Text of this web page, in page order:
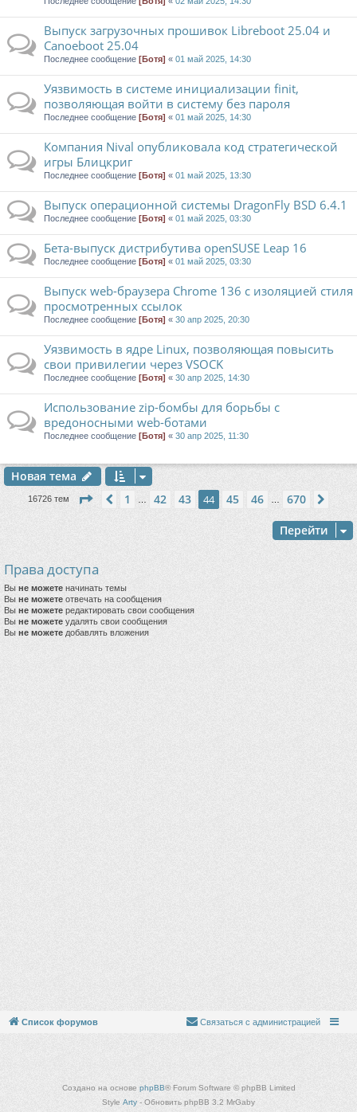
Выпуск загрузочных прошивок Libreboot 25.04 и
Canoeboot 25.04
Последнее сообщение [Ботя] « 01 май 2025, 14:30
Уязвимость в системе инициализации finit,
позволяющая войти в систему без пароля
Последнее сообщение [Ботя] « 01 май 2025, 14:30
Компания Nival опубликовала код стратегической
игры Блицкриг
Последнее сообщение [Ботя] « 01 май 2025, 13:30
Выпуск операционной системы DragonFly BSD 6.4.1
Последнее сообщение [Ботя] « 01 май 2025, 03:30
Бета-выпуск дистрибутива openSUSE Leap 16
Последнее сообщение [Ботя] « 01 май 2025, 03:30
Выпуск web-браузера Chrome 136 с изоляцией стиля
просмотренных ссылок
Последнее сообщение [Ботя] « 30 апр 2025, 20:30
Уязвимость в ядре Linux, позволяющая повысить
свои привилегии через VSOCK
Последнее сообщение [Ботя] « 30 апр 2025, 14:30
Использование zip-бомбы для борьбы с
вредоносными web-ботами
Последнее сообщение [Ботя] « 30 апр 2025, 11:30
Новая тема
16726 тем Страница 44из670
Пред.
1 42 43 44 45 46 670
Перейти
Права доступа
Вы не можете начинать темы
Вы не можете отвечать на сообщения
Вы не можете редактировать свои сообщения
Вы не можете удалять свои сообщения
Вы не можете добавлять вложения
Список форумов Связаться с администрацией
Создано на основе phpBB® Forum Software © phpBB Limited
Style Arty - Обновить phpBB 3.2 MrGaby